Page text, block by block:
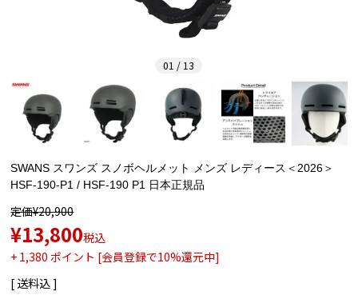
01 / 13
SWANS スワンズ スノボヘルメット メンズ レディース＜2026＞
HSF-190-P1 / HSF-190 P1 日本正規品
定価¥20,900
¥13,800税込
+ 1,380 ポイント [会員登録で10%還元中]
送料込